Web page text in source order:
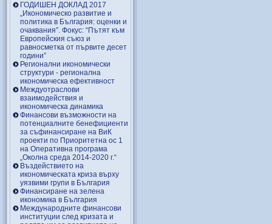
ГОДИШЕН ДОКЛАД 2017
„Икономическо развитие и
политика в България: оценки и
очаквания”. Фокус: “Пътят към
Европейския съюз и
равносметка от първите десет
години”
Регионални икономически
структури - регионална
икономическа ефективност
Междуотраслови
взаимодействия и
икономическа динамика
Финансови възможности на
потенциалните бенефициенти
за съфинансиране на ВиК
проекти по Приоритетна ос 1
на Оперативна програма
„Околна среда 2014-2020 г.“
Въздействието на
икономическата криза върху
уязвими групи в България
Финансиране на зелена
икономика в България
Международните финансови
институции след кризата и